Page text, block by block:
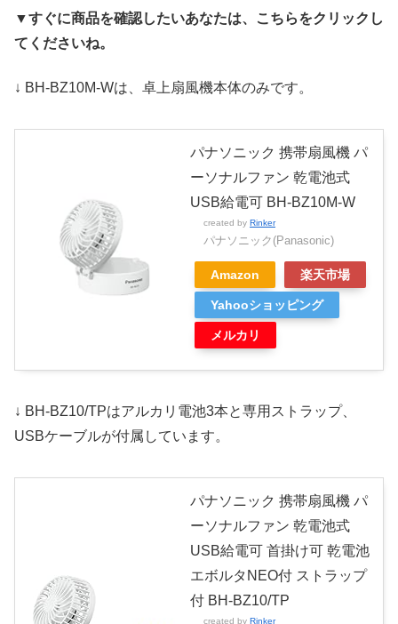
▼すぐに商品を確認したいあなたは、こちらをクリックし
てくださいね。
↓ BH-BZ10M-Wは、卓上扇風機本体のみです。
パナソニック 携帯扇風機 パ
ーソナルファン 乾電池式
USB給電可 BH-BZ10M-W
created by Rinker
パナソニック(Panasonic)
Amazon 楽天市場
Yahooショッピング
メルカリ
↓ BH-BZ10/TPはアルカリ電池3本と専用ストラップ、
USBケーブルが付属しています。
パナソニック 携帯扇風機 パ
ーソナルファン 乾電池式
USB給電可 首掛け可 乾電池
エボルタNEO付 ストラップ
付 BH-BZ10/TP
created by Rinker